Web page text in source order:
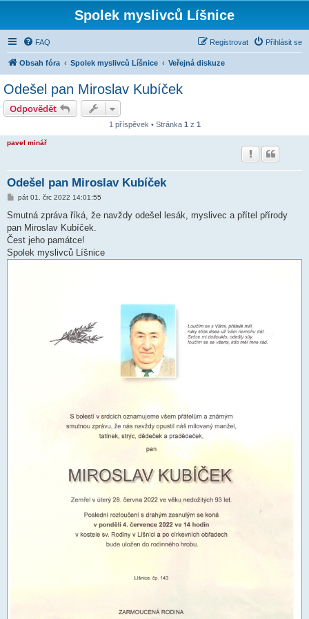
Spolek myslivců Líšnice
FAQ Přihlásit se
Registrovat
Obsah fóra Spolek myslivců Líšnice Veřejná diskuze
Odešel pan Miroslav Kubíček
Odpovědět
1 příspěvek • Stránka 1 z 1
pavel minář
Odešel pan Miroslav Kubíček
P
í
p
ě
e
pát 01. črc 2022 14:01:55
Smutná zpráva říká, že navždy odešel lesák, myslivec a přítel přírody
pan Miroslav Kubíček.
Čest jeho památce!
Spolek myslivců Líšnice